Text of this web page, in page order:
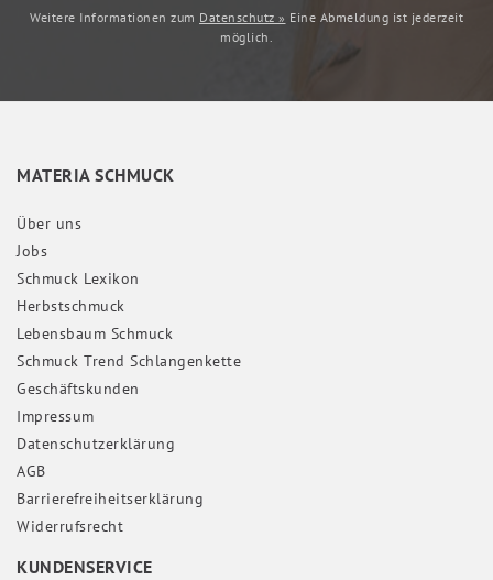
Weitere Informationen zum Datenschutz » Eine Abmeldung ist jederzeit
möglich.
MATERIA SCHMUCK
Über uns
Jobs
Schmuck Lexikon
Herbstschmuck
Lebensbaum Schmuck
Schmuck Trend Schlangenkette
Geschäftskunden
Impressum
Daten­schutz­erklärung
AGB
Barrierefreiheitserklärung
Widerrufs­recht
KUNDENSERVICE